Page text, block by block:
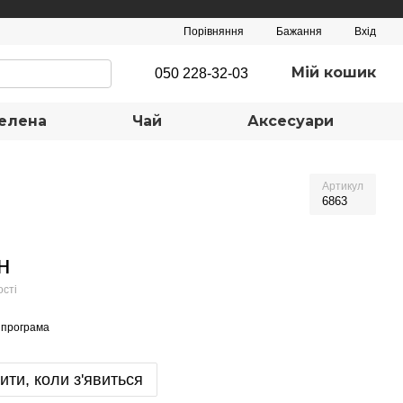
Порівняння Бажання Вхід
050 228-32-03 Мій кошик
Чай Аксесуари
Артикул
6863
коли з'явиться